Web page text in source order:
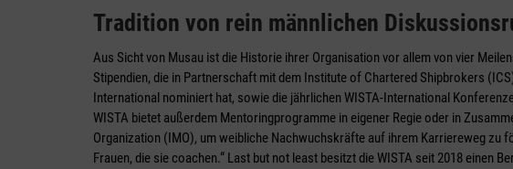
Tradition von rein männlichen
Aus Sicht von Musau ist die Historie ihrer Organisation vor allem von vier
Stipendien, die in Partnerschaft mit dem Institute of Chartered Shipbrokers
International nominiert hat, sowie die jährlichen WISTA-International
WISTA bietet außerdem Mentoringprogramme in eigener Regie oder in
Organization (IMO), um weibliche Nachwuchskräfte auf ihrem Karriereweg zu
Frauen, die sie coachen.“ Last but not least besitzt die WISTA seit 2018 einen